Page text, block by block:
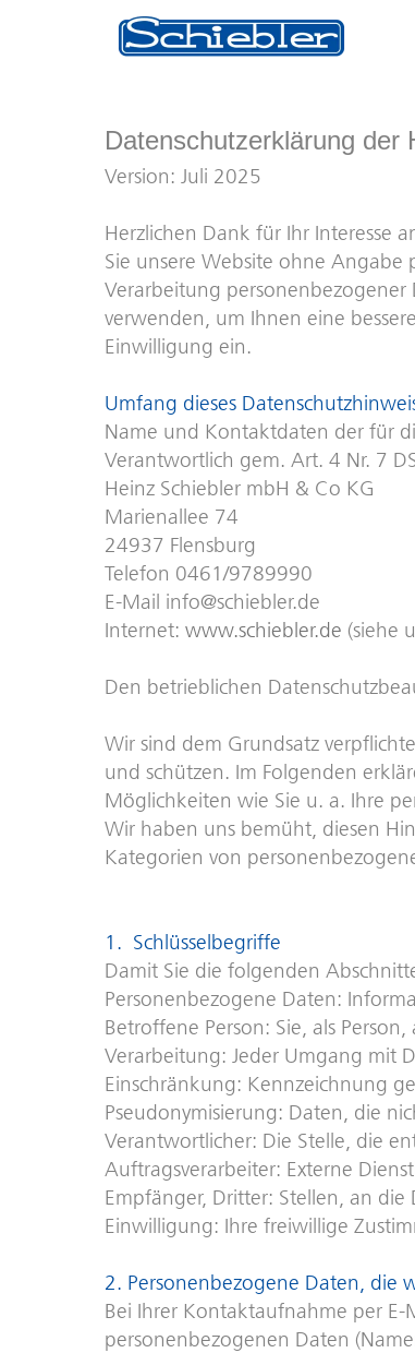
Datenschutzerklärung der
Version: Juli 2025
Herzlichen Dank für Ihr Interesse
Sie unsere Website ohne Angabe
Verarbeitung
verwenden, um Ihnen eine
Einwilligung ein.
Umfang dieses
Name und Kontaktdaten der für
Verantwortlich gem. Art. 4 Nr. 7
Heinz Schiebler mbH & Co KG
Marienallee 74
24937 Flensburg
Telefon 0461/9789990
E-Mail info@schiebler.de
Internet: www.schiebler.de (siehe
Den betrieblichen
Wir sind dem Grundsatz
und schützen. Im Folgenden
Möglichkeiten wie Sie u. a. Ihre
Wir haben uns bemüht, diesen
Kategorien von
1. Schlüsselbegriffe
Damit Sie die folgenden
Personenbezogene Daten:
Betroffene Person: Sie, als
Verarbeitung: Jeder Umgang mit
Einschränkung: Kennzeichnung
Pseudonymisierung: Daten, die
Verantwortlicher: Die Stelle, die
Auftragsverarbeiter: Externe
Empfänger, Dritter: Stellen, an
Einwilligung: Ihre freiwillige
2. Personenbezogene Daten, die
Bei Ihrer Kontaktaufnahme per
personenbezogenen Daten